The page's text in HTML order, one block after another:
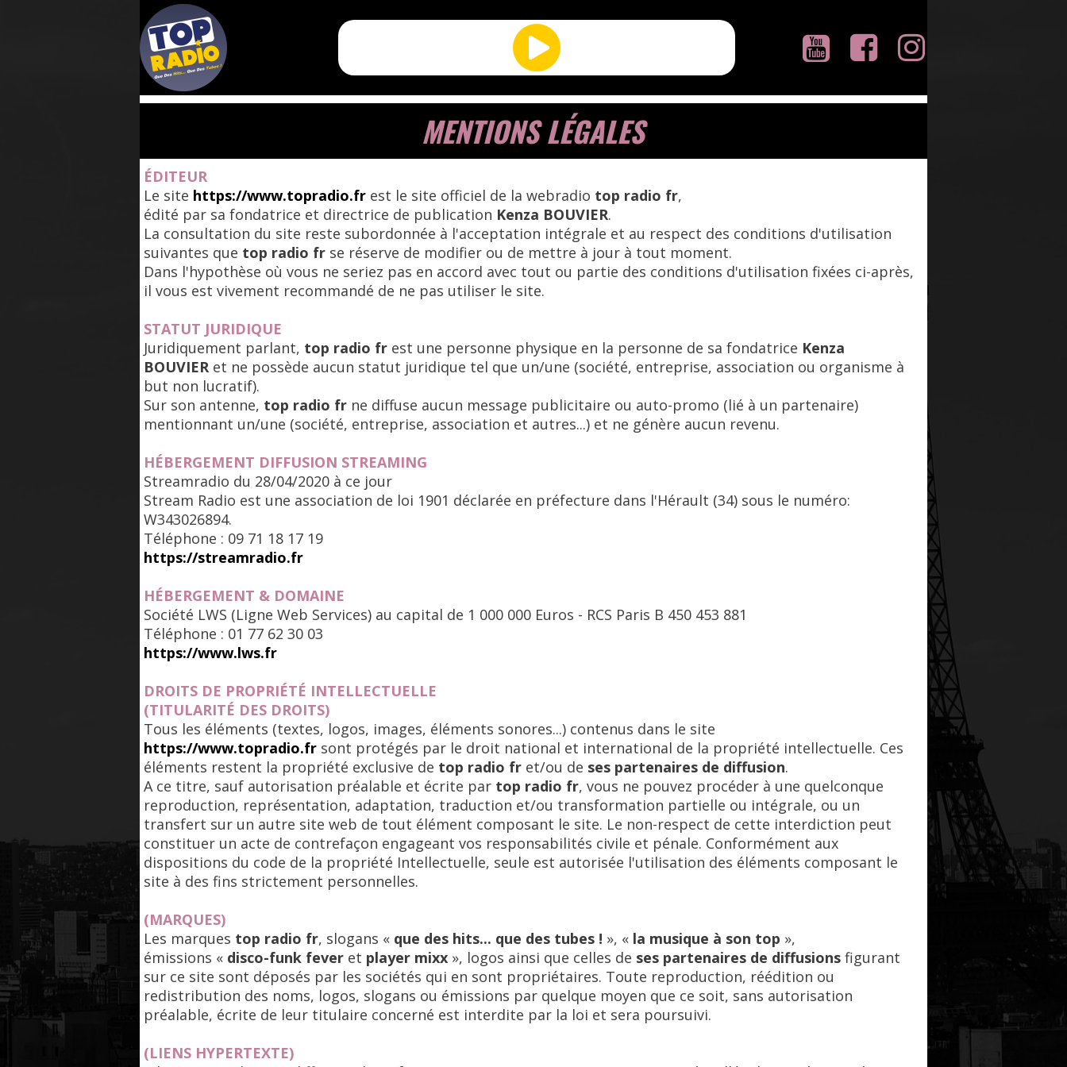
  

MENTIONS LÉGALES
ÉDITEUR
Le site https://www.topradio.fr est le site officiel de la webradio top radio fr,
édité par sa fondatrice et directrice de publication Kenza BOUVIER.
La consultation du site reste subordonnée à l'acceptation intégrale et au respect des conditions d'utilisation
suivantes que top radio fr se réserve de modifier ou de mettre à jour à tout moment.
Dans l'hypothèse où vous ne seriez pas en accord avec tout ou partie des conditions d'utilisation fixées ci-après,
il vous est vivement recommandé de ne pas utiliser le site.
STATUT JURIDIQUE
Juridiquement parlant, top radio fr est une personne physique en la personne de sa fondatrice Kenza
BOUVIER et ne possède aucun statut juridique tel que un/une (société, entreprise, association ou organisme à
but non lucratif).
Sur son antenne, top radio fr ne diffuse aucun message publicitaire ou auto-promo (lié à un partenaire)
mentionnant un/une (société, entreprise, association et autres...) et ne génère aucun revenu.
HÉBERGEMENT DIFFUSION STREAMING
Streamradio du 28/04/2020 à ce jour
Stream Radio est une association de loi 1901 déclarée en préfecture dans l'Hérault (34) sous le numéro:
W343026894.
Téléphone : 09 71 18 17 19
https://streamradio.fr
HÉBERGEMENT & DOMAINE
Société LWS (Ligne Web Services) au capital de 1 000 000 Euros - RCS Paris B 450 453 881
Téléphone : 01 77 62 30 03
https://www.lws.fr
DROITS DE PROPRIÉTÉ INTELLECTUELLE
(TITULARITÉ DES DROITS)
Tous les éléments (textes, logos, images, éléments sonores...) contenus dans le site
https://www.topradio.fr sont protégés par le droit national et international de la propriété intellectuelle. Ces
éléments restent la propriété exclusive de top radio fr et/ou de ses partenaires de diffusion.
A ce titre, sauf autorisation préalable et écrite par top radio fr, vous ne pouvez procéder à une quelconque
reproduction, représentation, adaptation, traduction et/ou transformation partielle ou intégrale, ou un
transfert sur un autre site web de tout élément composant le site. Le non-respect de cette interdiction peut
constituer un acte de contrefaçon engageant vos responsabilités civile et pénale. Conformément aux
dispositions du code de la propriété Intellectuelle, seule est autorisée l'utilisation des éléments composant le
site à des fins strictement personnelles.
(MARQUES)
Les marques top radio fr, slogans « que des hits... que des tubes ! », « la musique à son top »,
émissions « disco-funk fever et player mixx », logos ainsi que celles de ses partenaires de diffusions figurant
sur ce site sont déposés par les sociétés qui en sont propriétaires. Toute reproduction, réédition ou
redistribution des noms, logos, slogans ou émissions par quelque moyen que ce soit, sans autorisation
préalable, écrite de leur titulaire concerné est interdite par la loi et sera poursuivi.
(LIENS HYPERTEXTE)